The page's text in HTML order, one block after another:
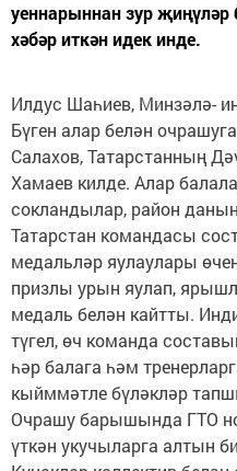
уеннарыннан зур
хәбәр иткән идек инде.
Илдус Шаһиев, Минзәлә-
Бүген алар белән
Салахов, Татарстанның
Хамаев килде. Алар
сокландылар, район
Татарстан командасы
медальләр яулаулары
призлы урын яулап,
медаль белән кайтты.
түгел, өч команда
һәр балага һәм
кыйммәтле бүләкләр
Очрашу барышында ГТО
үткән укучыларга алтын